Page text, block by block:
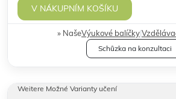
V NÁKUPNÍM KOŠÍKU
NašeVýukové balíčky|
Schůzka na konzultaci
Weitere Možné Varianty učení